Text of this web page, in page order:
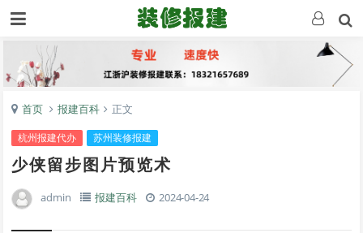
首页 报建百科 正文
杭州报建代办 苏州装修报建
少侠留步图片预览术
admin 报建百科 2024-04-24